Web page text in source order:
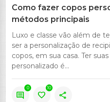
Como fazer copos
métodos principais
Luxo e classe vão além de
ser a personalização de
copos, em sua casa. Ter
personalizado é...
comment
0
favorite
10
share